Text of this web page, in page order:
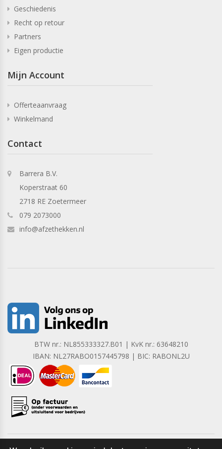
Geschiedenis
Recht op retour
Partners
Eigen productie
Mijn Account
Offerteaanvraag
Winkelmand
Contact
Barrera B.V.
Koperstraat 60
2718 RE Zoetermeer
079 2073000
info@afzethekken.nl
BTW nr.: NL855333327.B01 | KvK nr.: 63648210
IBAN: NL27RABO0157445798 | BIC: RABONL2U